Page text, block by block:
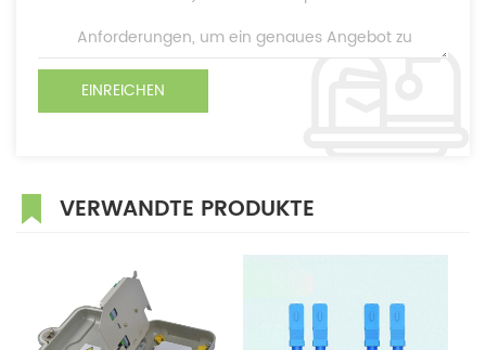
VERWANDTE PRODUKTE